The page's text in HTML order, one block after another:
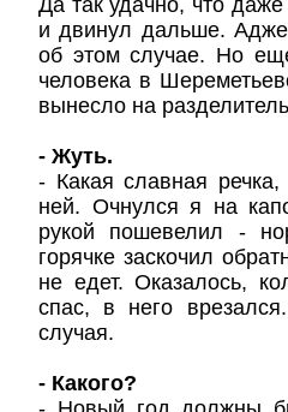
Да так удачно, что
и двинул дальше.
об этом случае. Но
человека в
вынесло на
- Жуть.
- Какая славная
ней. Очнулся я на
рукой пошевелил -
горячке заскочил
не едет. Оказалось,
спас, в него
случая.
- Какого?